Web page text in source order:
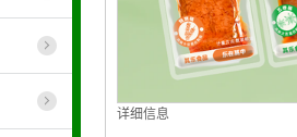
详细信息